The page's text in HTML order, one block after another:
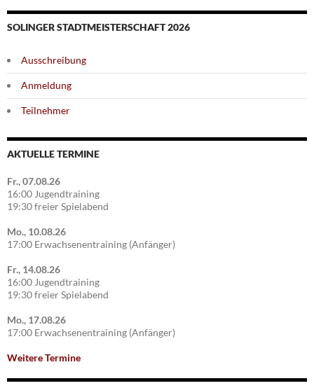
SOLINGER STADTMEISTERSCHAFT 2026
Ausschreibung
Anmeldung
Teilnehmer
AKTUELLE TERMINE
Fr., 07.08.26
16:00 Jugendtraining
19:30 freier Spielabend
Mo., 10.08.26
17:00 Erwachsenentraining (Anfänger)
Fr., 14.08.26
16:00 Jugendtraining
19:30 freier Spielabend
Mo., 17.08.26
17:00 Erwachsenentraining (Anfänger)
Weitere Termine